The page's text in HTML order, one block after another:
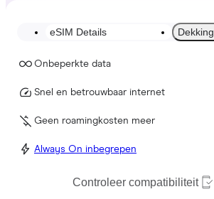
eSIM Details Dekking
Onbeperkte data
Snel en betrouwbaar internet
Geen roamingkosten meer
Always On inbegrepen
Controleer compatibiliteit